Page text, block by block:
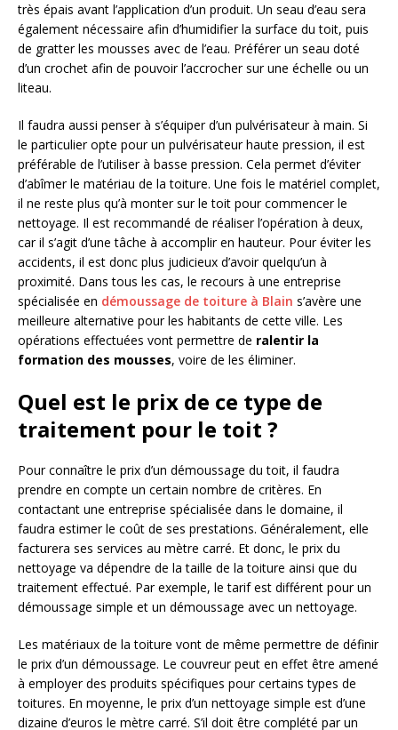
très épais avant l’application d’un produit. Un seau d’eau sera
également nécessaire afin d’humidifier la surface du toit, puis
de gratter les mousses avec de l’eau. Préférer un seau doté
d’un crochet afin de pouvoir l’accrocher sur une échelle ou un
liteau.
Il faudra aussi penser à s’équiper d’un pulvérisateur à main. Si
le particulier opte pour un pulvérisateur haute pression, il est
préférable de l’utiliser à basse pression. Cela permet d’éviter
d’abîmer le matériau de la toiture. Une fois le matériel complet,
il ne reste plus qu’à monter sur le toit pour commencer le
nettoyage. Il est recommandé de réaliser l’opération à deux,
car il s’agit d’une tâche à accomplir en hauteur. Pour éviter les
accidents, il est donc plus judicieux d’avoir quelqu’un à
proximité. Dans tous les cas, le recours à une entreprise
spécialisée en démoussage de toiture à Blain s’avère une
meilleure alternative pour les habitants de cette ville. Les
opérations effectuées vont permettre de ralentir la
formation des mousses, voire de les éliminer.
Quel est le prix de ce type de
traitement pour le toit ?
Pour connaître le prix d’un démoussage du toit, il faudra
prendre en compte un certain nombre de critères. En
contactant une entreprise spécialisée dans le domaine, il
faudra estimer le coût de ses prestations. Généralement, elle
facturera ses services au mètre carré. Et donc, le prix du
nettoyage va dépendre de la taille de la toiture ainsi que du
traitement effectué. Par exemple, le tarif est différent pour un
démoussage simple et un démoussage avec un nettoyage.
Les matériaux de la toiture vont de même permettre de définir
le prix d’un démoussage. Le couvreur peut en effet être amené
à employer des produits spécifiques pour certains types de
toitures. En moyenne, le prix d’un nettoyage simple est d’une
dizaine d’euros le mètre carré. S’il doit être complété par un